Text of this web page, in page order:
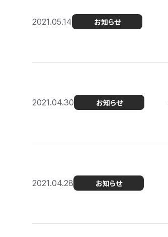
2021.05.14 お知らせ
2021.04.30 お知らせ
2021.04.28 お知らせ